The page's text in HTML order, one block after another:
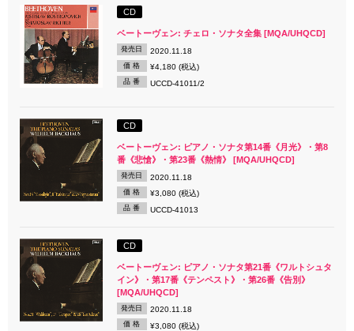
CD
ベートーヴェン: チェロ・ソナタ全集 [MQA/UHQCD]
発売日 2020.11.18
価 格 ¥4,180 (税込)
品 番 UCCD-41011/2
CD
ベートーヴェン: ピアノ・ソナタ第14番《月光》・第8
番《悲愴》・第23番《熱情》 [MQA/UHQCD]
発売日 2020.11.18
価 格 ¥3,080 (税込)
品 番 UCCD-41013
CD
ベートーヴェン: ピアノ・ソナタ第21番《ワルトシュタ
イン》・第17番《テンペスト》・第26番《告別》
[MQA/UHQCD]
発売日 2020.11.18
価 格 ¥3,080 (税込)